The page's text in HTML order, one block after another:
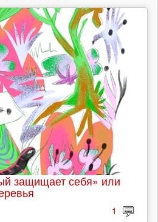
защищает себя» или
1